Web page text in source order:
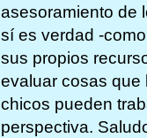
asesoramiento de
sí es verdad -
sus propios
evaluar cosas que
chicos pueden
perspectiva.